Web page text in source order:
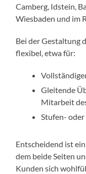
Camberg, Idstein,
Wiesbaden und im
Bei der Gestaltung
flexibel, etwa für:
Gleitende
Mitarbeit
Stufen-
Entscheidend ist
dem beide Seiten
Kunden sich